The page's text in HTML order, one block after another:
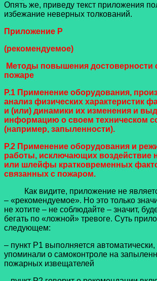
Опять же, приведу текст приложения
избежание неверных толкований.
Приложение Р
(рекомендуемое)
Методы повышения достоверности
пожаре
Р.1 Применение оборудования,
анализ физических характеристик
и (или) динамики их изменения и
информацию о своем техническом
(например, запыленности).
Р.2 Применение оборудования и
работы, исключающих воздействие
или шлейфы кратковременных
связанных с пожаром.
Как видите, приложение не
– «рекомендуемое». Но это только
не хотите – не соблюдайте – значит,
бегать по «ложной» тревоге. Суть
следующем:
– пункт Р1 выполняется
упоминали о самоконтроле на
пожарных извещателей